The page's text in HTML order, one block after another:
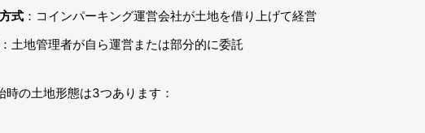
式 ：コインパーキング運営会社が土地を借り上げて経営
：土地管理者が自ら運営または部分的に委託
時の土地形態は3つあります：